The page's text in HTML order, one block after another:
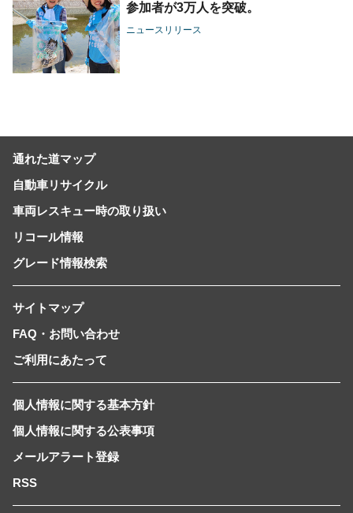
参加者が3万人を突破。
ニュースリリース
通れた道マップ
自動車リサイクル
車両レスキュー時の取り扱い
リコール情報
グレード情報検索
サイトマップ
FAQ・お問い合わせ
ご利用にあたって
個人情報に関する基本方針
個人情報に関する公表事項
メールアラート登録
RSS